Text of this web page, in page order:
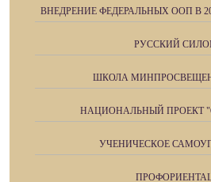
ВНЕДРЕНИЕ ФЕДЕРАЛЬНЫХ ООП В
РУССКИЙ
ШКОЛА
НАЦИОНАЛЬНЫЙ ПРОЕКТ
УЧЕНИЧЕСКОЕ